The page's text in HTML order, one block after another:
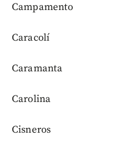
Campamento
Caracolí
Caramanta
Carolina
Cisneros